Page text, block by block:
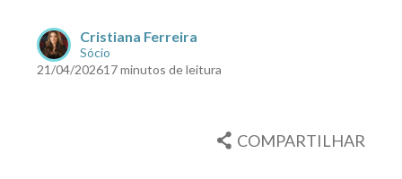
Cristiana Ferreira
Sócio
21/04/202617 minutos de leitura
COMPARTILHAR